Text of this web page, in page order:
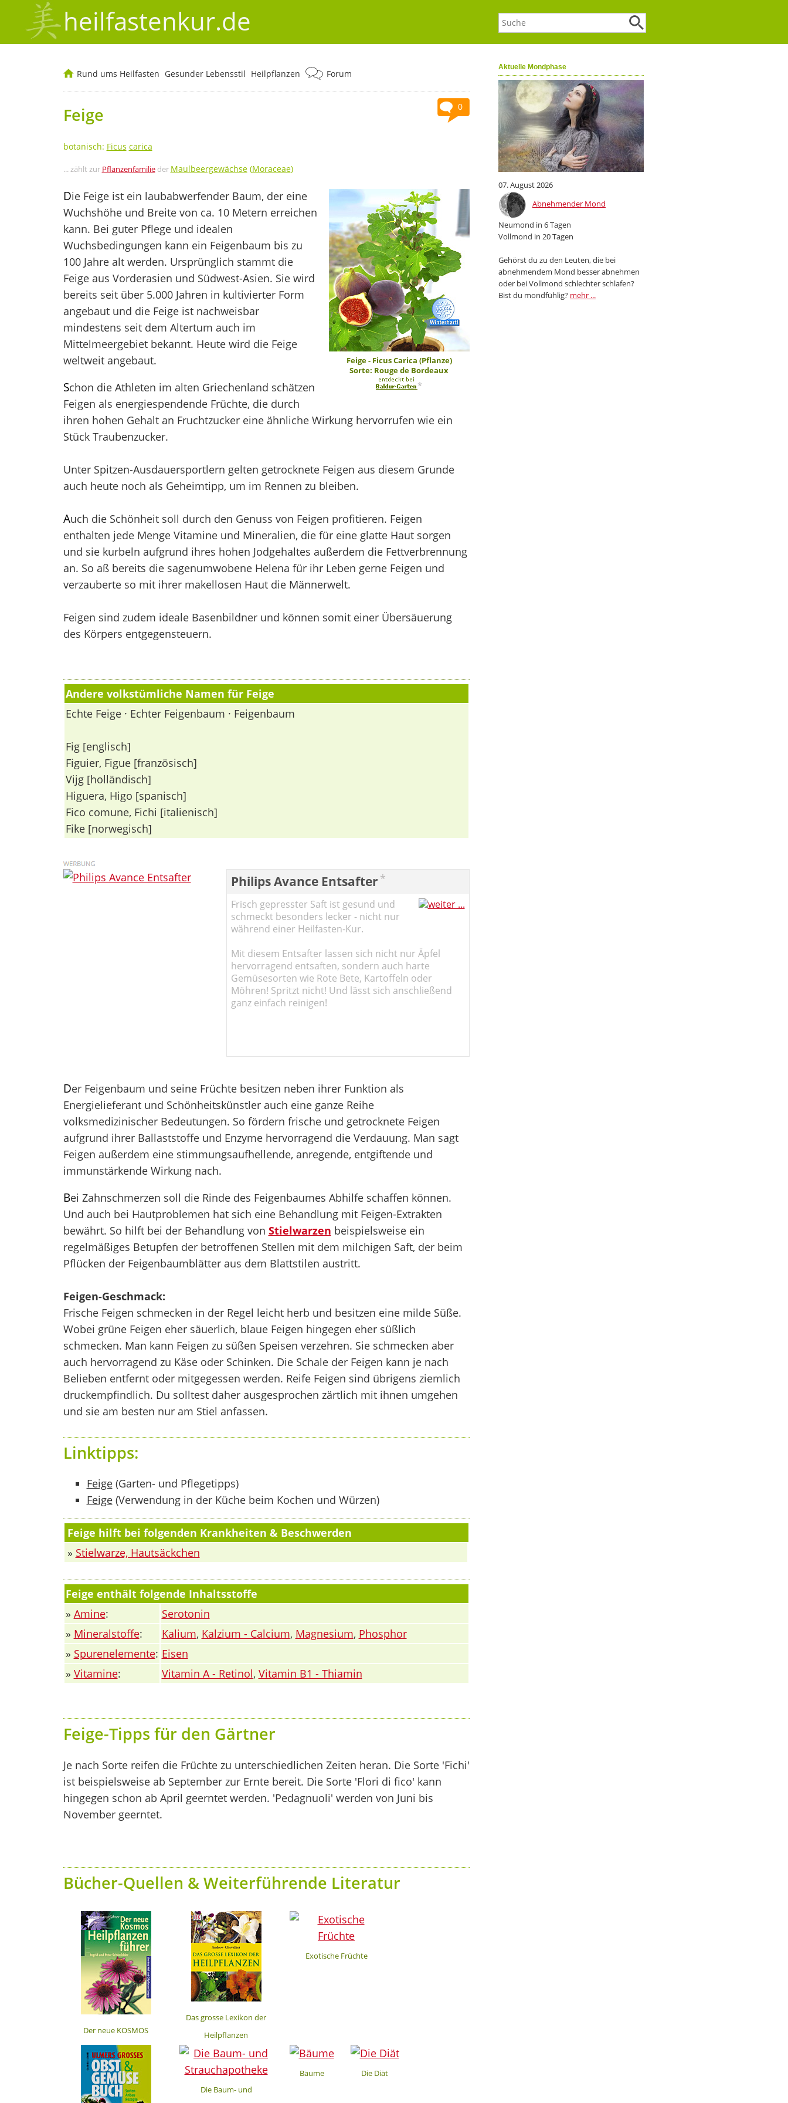
heilfastenkur.de
Aktuelle Mondphase
07. August 2026
Abnehmender Mond
Neumond in 6 Tagen
Vollmond in 20 Tagen
Gehörst du zu den Leuten, die bei
abnehmendem Mond besser abnehmen
oder bei Vollmond schlechter schlafen?
Bist du mondfühlig? mehr ...
Rund ums Heilfasten Gesunder Lebensstil Heilpflanzen Forum
0
Feige
botanisch: Ficus carica
... zählt zur Pflanzenfamilieder Maulbeergewächse(Moraceae)
Feige - Ficus Carica (Pflanze)
Sorte: Rouge de Bordeaux
*
Die Feige ist ein laubabwerfender Baum, der eine
Wuchshöhe und Breite von ca. 10 Metern erreichen
kann. Bei guter Pflege und idealen
Wuchsbedingungen kann ein Feigenbaum bis zu
100 Jahre alt werden. Ursprünglich stammt die
Feige aus Vorderasien und Südwest-Asien. Sie wird
bereits seit über 5.000 Jahren in kultivierter Form
angebaut und die Feige ist nachweisbar
mindestens seit dem Altertum auch im
Mittelmeergebiet bekannt. Heute wird die Feige
weltweit angebaut.
Schon die Athleten im alten Griechenland schätzen
Feigen als energiespendende Früchte, die durch
ihren hohen Gehalt an Fruchtzucker eine ähnliche Wirkung hervorrufen wie ein
Stück Traubenzucker.
Unter Spitzen-Ausdauersportlern gelten getrocknete Feigen aus diesem Grunde
auch heute noch als Geheimtipp, um im Rennen zu bleiben.
Auch die Schönheit soll durch den Genuss von Feigen profitieren. Feigen
enthalten jede Menge Vitamine und Mineralien, die für eine glatte Haut sorgen
und sie kurbeln aufgrund ihres hohen Jodgehaltes außerdem die Fettverbrennung
an. So aß bereits die sagenumwobene Helena für ihr Leben gerne Feigen und
verzauberte so mit ihrer makellosen Haut die Männerwelt.
Feigen sind zudem ideale Basenbildner und können somit einer Übersäuerung
des Körpers entgegensteuern.
Andere volkstümliche Namen für Feige
Echte Feige · Echter Feigenbaum · Feigenbaum
Fig [englisch]
Figuier, Figue [französisch]
Vijg [holländisch]
Higuera, Higo [spanisch]
Fico comune, Fichi [italienisch]
Fike [norwegisch]
Philips Avance Entsafter *
Frisch gepresster Saft ist gesund und
schmeckt besonders lecker - nicht nur
während einer Heilfasten-Kur.
Mit diesem Entsafter lassen sich nicht nur Äpfel
hervorragend entsaften, sondern auch harte
Gemüsesorten wie Rote Bete, Kartoffeln oder
Möhren! Spritzt nicht! Und lässt sich anschließend
ganz einfach reinigen!
Der Feigenbaum und seine Früchte besitzen neben ihrer Funktion als
Energielieferant und Schönheitskünstler auch eine ganze Reihe
volksmedizinischer Bedeutungen. So fördern frische und getrocknete Feigen
aufgrund ihrer Ballaststoffe und Enzyme hervorragend die Verdauung. Man sagt
Feigen außerdem eine stimmungsaufhellende, anregende, entgiftende und
immunstärkende Wirkung nach.
Bei Zahnschmerzen soll die Rinde des Feigenbaumes Abhilfe schaffen können.
Und auch bei Hautproblemen hat sich eine Behandlung mit Feigen-Extrakten
bewährt. So hilft bei der Behandlung von Stielwarzen beispielsweise ein
regelmäßiges Betupfen der betroffenen Stellen mit dem milchigen Saft, der beim
Pflücken der Feigenbaumblätter aus dem Blattstilen austritt.
Feigen-Geschmack:
Frische Feigen schmecken in der Regel leicht herb und besitzen eine milde Süße.
Wobei grüne Feigen eher säuerlich, blaue Feigen hingegen eher süßlich
schmecken. Man kann Feigen zu süßen Speisen verzehren. Sie schmecken aber
auch hervorragend zu Käse oder Schinken. Die Schale der Feigen kann je nach
Belieben entfernt oder mitgegessen werden. Reife Feigen sind übrigens ziemlich
druckempfindlich. Du solltest daher ausgesprochen zärtlich mit ihnen umgehen
und sie am besten nur am Stiel anfassen.
Linktipps:
Feige(Garten- und Pflegetipps)
Feige(Verwendung in der Küche beim Kochen und Würzen)
Feige hilft bei folgenden Krankheiten & Beschwerden
» Stielwarze, Hautsäckchen
Feige enthält folgende Inhaltsstoffe
» Amine:
Serotonin
» Mineralstoffe: Kalium, Kalzium - Calcium, Magnesium, Phosphor
» Spurenelemente: Eisen
» Vitamine: Vitamin A - Retinol, Vitamin B1 - Thiamin
Feige-Tipps für den Gärtner
Je nach Sorte reifen die Früchte zu unterschiedlichen Zeiten heran. Die Sorte 'Fichi'
ist beispielsweise ab September zur Ernte bereit. Die Sorte 'Flori di fico' kann
hingegen schon ab April geerntet werden. 'Pedagnuoli' werden von Juni bis
November geerntet.
Bücher-Quellen & Weiterführende Literatur
Der neue KOSMOS
Heilpflanzenführer
Das grosse Lexikon der
Heilpflanzen
Exotische Früchte
Die Baum- und
Bäume Die Diät